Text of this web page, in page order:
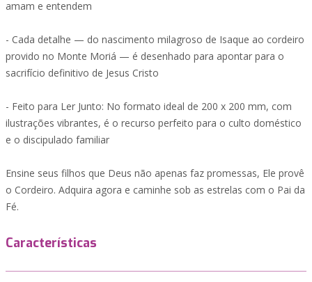
amam e entendem
- Cada detalhe — do nascimento milagroso de Isaque ao cordeiro
provido no Monte Moriá — é desenhado para apontar para o
sacrifício definitivo de Jesus Cristo
- Feito para Ler Junto: No formato ideal de 200 x 200 mm, com
ilustrações vibrantes, é o recurso perfeito para o culto doméstico
e o discipulado familiar
Ensine seus filhos que Deus não apenas faz promessas, Ele provê
o Cordeiro. Adquira agora e caminhe sob as estrelas com o Pai da
Fé.
Características